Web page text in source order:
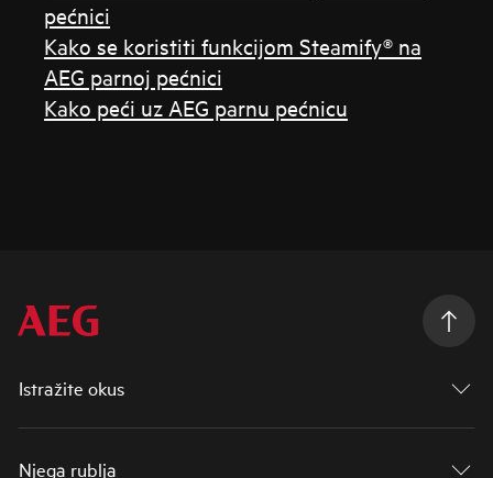
pećnici
Kako se koristiti funkcijom Steamify® na
AEG parnoj pećnici
Kako peći uz AEG parnu pećnicu
Istražite okus
Njega rublja